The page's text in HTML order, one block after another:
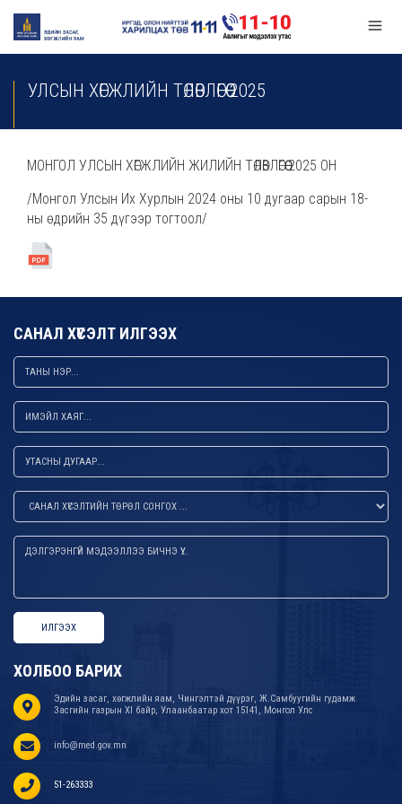
УЛСЫН ХӨГЖЛИЙН ТӨЛӨВЛӨГӨӨ 2025
МОНГОЛ УЛСЫН ХӨГЖЛИЙН ЖИЛИЙН ТӨЛӨВЛӨГӨӨ 2025 ОН
/Монгол Улсын Их Хурлын 2024 оны 10 дугаар сарын 18-
ны өдрийн 35 дүгээр тогтоол/
САНАЛ ХҮСЭЛТ ИЛГЭЭХ
ИЛГЭЭХ
ХОЛБОО БАРИХ
Эдийн засаг, хөгжлийн яам, Чингэлтэй дүүрэг, Ж.Самбуугийн гудамж
Засгийн газрын XI байр, Улаанбаатар хот 15141, Монгол Улс
info@med.gov.mn
51-263333